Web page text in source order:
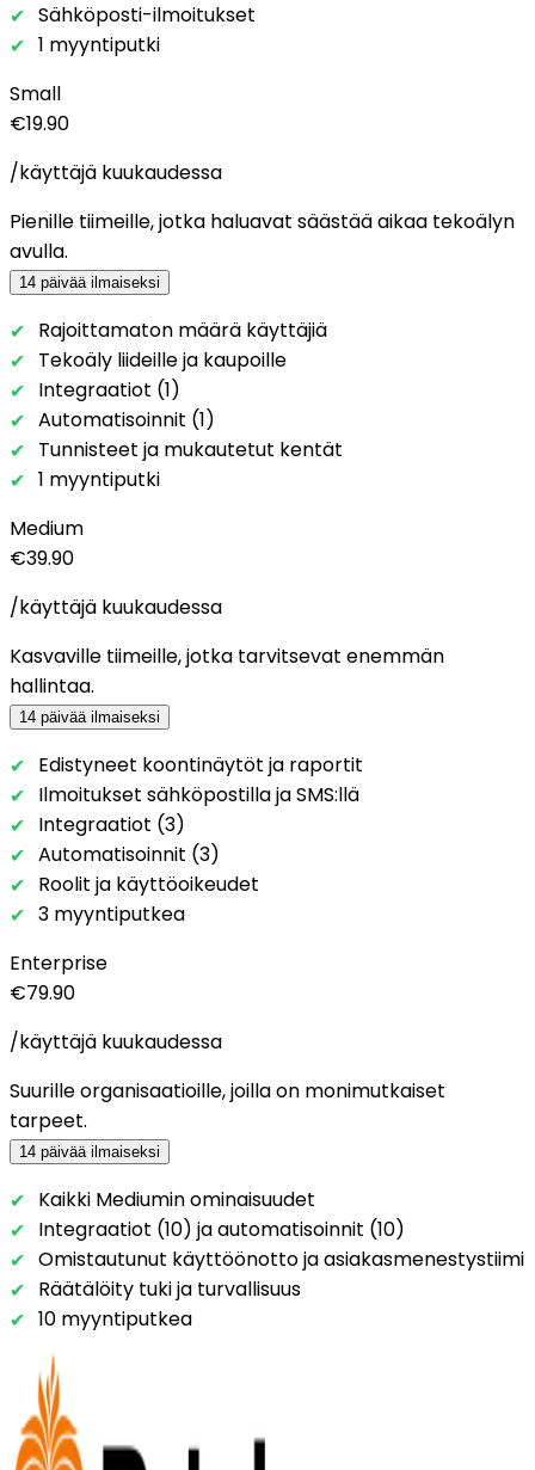
Sähköposti-ilmoitukset
1 myyntiputki
Small
€19.90
/käyttäjä kuukaudessa
Pienille tiimeille, jotka haluavat säästää aikaa tekoälyn
avulla.
14 päivää ilmaiseksi
Rajoittamaton määrä käyttäjiä
Tekoäly liideille ja kaupoille
Integraatiot (1)
Automatisoinnit (1)
Tunnisteet ja mukautetut kentät
1 myyntiputki
Medium
€39.90
/käyttäjä kuukaudessa
Kasvaville tiimeille, jotka tarvitsevat enemmän
hallintaa.
14 päivää ilmaiseksi
Edistyneet koontinäytöt ja raportit
Ilmoitukset sähköpostilla ja SMS:llä
Integraatiot (3)
Automatisoinnit (3)
Roolit ja käyttöoikeudet
3 myyntiputkea
Enterprise
€79.90
/käyttäjä kuukaudessa
Suurille organisaatioille, joilla on monimutkaiset
tarpeet.
14 päivää ilmaiseksi
Kaikki Mediumin ominaisuudet
Integraatiot (10) ja automatisoinnit (10)
Omistautunut käyttöönotto ja asiakasmenestystiimi
Räätälöity tuki ja turvallisuus
10 myyntiputkea